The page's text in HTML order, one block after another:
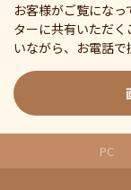
お客様がご覧にな
ターに共有いただ
いながら、お電話で
PC